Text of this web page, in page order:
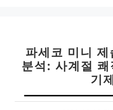
파세코 미니
분석: 사계절
기